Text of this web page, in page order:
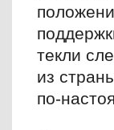
текли
из
по-